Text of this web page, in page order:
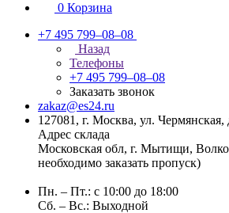
0 Корзина
+7 495 799–08–08
Назад
Телефоны
+7 495 799–08–08
Заказать звонок
zakaz@es24.ru
127081, г. Москва, ул.
Адрес склада
Московская обл, г. Мытищи,
необходимо заказать пропуск)
Пн. – Пт.: с 10:00 до 18:00
Сб. – Вс.: Выходной